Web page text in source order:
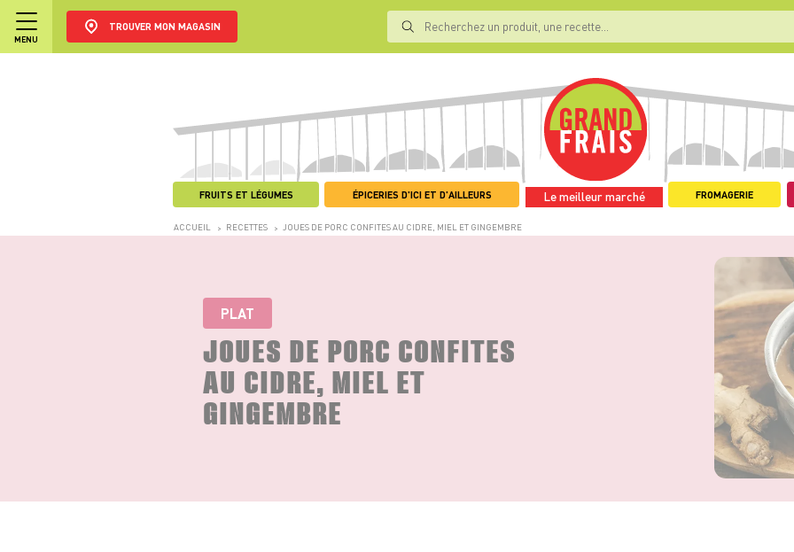
MENU
TROUVER MON MAGASIN
FRUITS ET LÉGUMES ÉPICERIES D'ICI ET D'AILLEURS Le meilleur marché FROMAGERIE
ACCUEIL > RECETTES > JOUES DE PORC CONFITES AU CIDRE, MIEL ET GINGEMBRE
PLAT
JOUES DE PORC CONFITES
AU CIDRE, MIEL ET
GINGEMBRE